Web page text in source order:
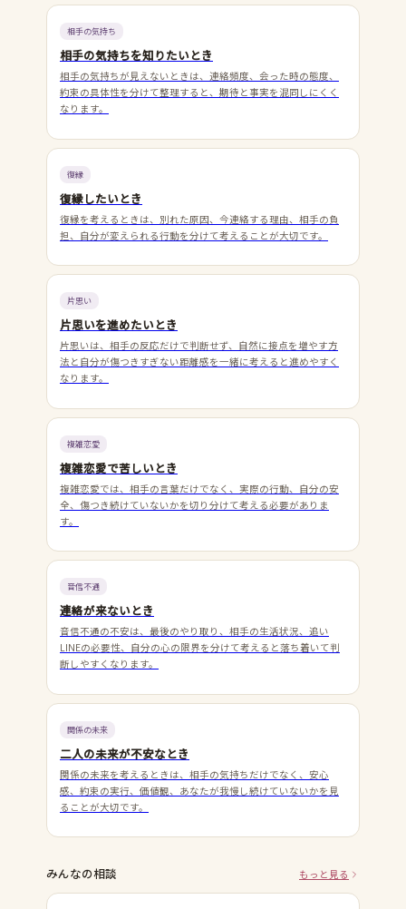
相手の気持ち
相手の気持ちを知りたいとき
相手の気持ちが見えないときは、連絡頻度、会った時の態度、
約束の具体性を分けて整理すると、期待と事実を混同しにくく
なります。
復縁
復縁したいとき
復縁を考えるときは、別れた原因、今連絡する理由、相手の負
担、自分が変えられる行動を分けて考えることが大切です。
片思い
片思いを進めたいとき
片思いは、相手の反応だけで判断せず、自然に接点を増やす方
法と自分が傷つきすぎない距離感を一緒に考えると進めやすく
なります。
複雑恋愛
複雑恋愛で苦しいとき
複雑恋愛では、相手の言葉だけでなく、実際の行動、自分の安
全、傷つき続けていないかを切り分けて考える必要がありま
す。
音信不通
連絡が来ないとき
音信不通の不安は、最後のやり取り、相手の生活状況、追い
LINEの必要性、自分の心の限界を分けて考えると落ち着いて判
断しやすくなります。
関係の未来
二人の未来が不安なとき
関係の未来を考えるときは、相手の気持ちだけでなく、安心
感、約束の実行、価値観、あなたが我慢し続けていないかを見
ることが大切です。
みんなの相談 もっと見る